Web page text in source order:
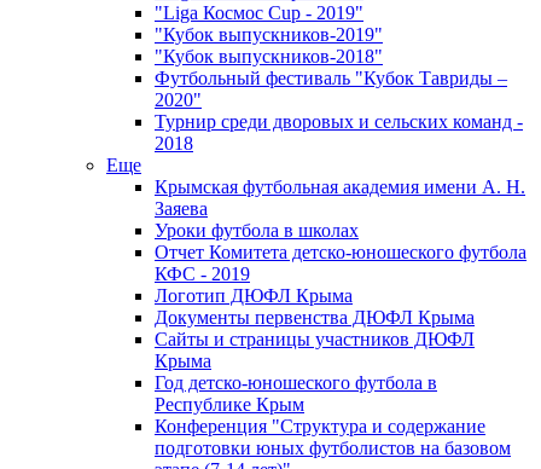
"Liga Космос Cup - 2019"
"Кубок выпускников-2019"
"Кубок выпускников-2018"
Футбольный фестиваль "Кубок Тавриды –
2020"
Турнир среди дворовых и сельских команд -
2018
Еще
Крымская футбольная академия имени А. Н.
Заяева
Уроки футбола в школах
Отчет Комитета детско-юношеского футбола
КФС - 2019
Логотип ДЮФЛ Крыма
Документы первенства ДЮФЛ Крыма
Сайты и страницы участников ДЮФЛ
Крыма
Год детско-юношеского футбола в
Республике Крым
Конференция "Структура и содержание
подготовки юных футболистов на базовом